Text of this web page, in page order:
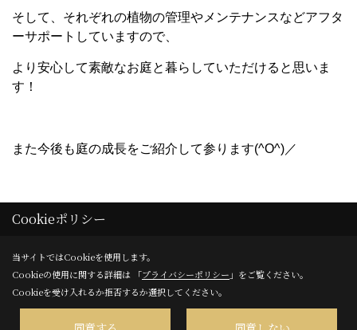
そして、それぞれの植物の管理やメンテナンスなどアフタ
ーサポートしていますので、
より安心して素敵なお庭と暮らしていただけると思いま
す！
また今後も庭の成長をご紹介して参ります(^O^)／
記事一覧｜2025年9月
Cookieポリシー
当サイトではCookieを使用します。
Cookieの使用に関する詳細は 「プライバシーポリシー 」をご覧ください。
Cookieを受け入れるか拒否するか選択してください。